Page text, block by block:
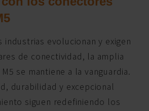
industrias evolucionan y exigen
de conectividad, la amplia
se mantiene a la vanguardia.
durabilidad y excepcional
siguen redefiniendo los